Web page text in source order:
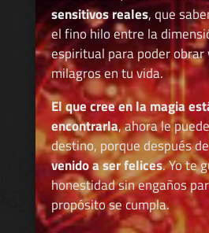
sensitivos reales, que
el fino hilo entre la
espiritual para poder obrar
milagros en tu vida.
El que cree en la magia
encontrarla, ahora le
destino, porque después
venido a ser felices. Yo te
honestidad sin engaños
propósito se cumpla.